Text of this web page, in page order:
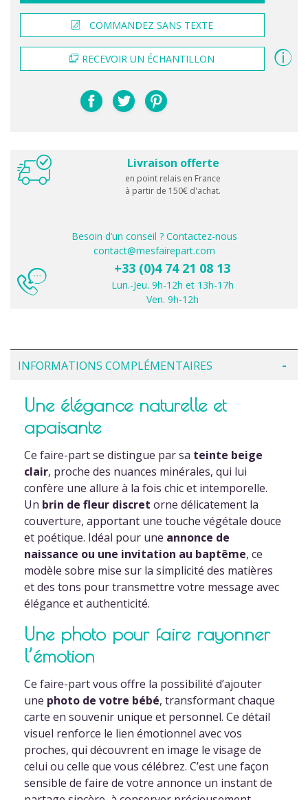
COMMANDEZ SANS TEXTE
RECEVOIR UN ÉCHANTILLON
Livraison offerte
en point relais en France
à partir de 150€ d'achat.
Besoin d’un conseil ? Contactez-nous
contact@mesfairepart.com
+33 (0)4 74 21 08 13
Lun.-Jeu. 9h-12h et 13h-17h
Ven. 9h-12h
INFORMATIONS COMPLÉMENTAIRES
Une élégance naturelle et
apaisante
Ce faire-part se distingue par sa teinte beige
clair, proche des nuances minérales, qui lui
confère une allure à la fois chic et intemporelle.
Un brin de fleur discret orne délicatement la
couverture, apportant une touche végétale douce
et poétique. Idéal pour une annonce de
naissance ou une invitation au baptême, ce
modèle sobre mise sur la simplicité des matières
et des tons pour transmettre votre message avec
élégance et authenticité.
Une photo pour faire rayonner
l’émotion
Ce faire-part vous offre la possibilité d’ajouter
une photo de votre bébé, transformant chaque
carte en souvenir unique et personnel. Ce détail
visuel renforce le lien émotionnel avec vos
proches, qui découvrent en image le visage de
celui ou celle que vous célébrez. C’est une façon
sensible de faire de votre annonce un instant de